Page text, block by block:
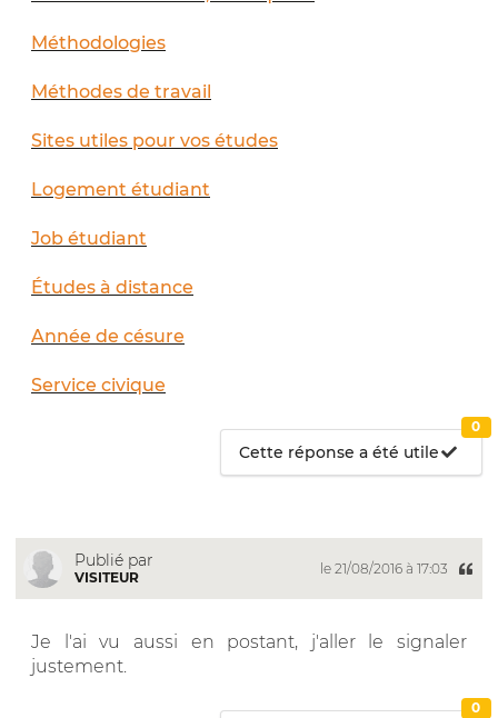
Méthodologies
Méthodes de travail
Sites utiles pour vos études
Logement étudiant
Job étudiant
Études à distance
Année de césure
Service civique
Cette réponse a été utile
0
Publié par
VISITEUR
le 21/08/2016 à 17:03
Je l'ai vu aussi en postant, j'aller le signaler
justement.
0